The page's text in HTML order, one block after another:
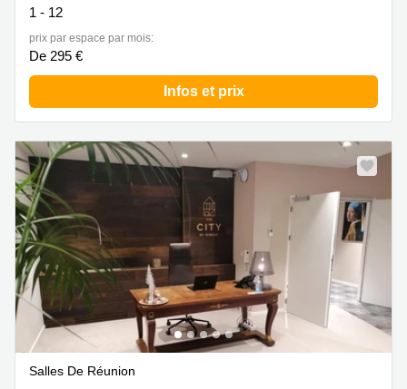
1 - 12
prix par espace par mois:
De 295 €
Infos et prix
Salles De Réunion